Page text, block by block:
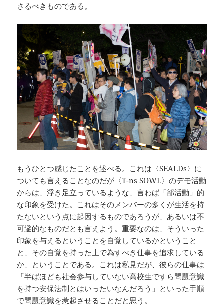
さるべきものである。
もうひとつ感じたことを述べる。これは〈SEALDs〉に
ついても言えることなのだが〈T-ns SOWL〉のデモ活動
からは、浮き足立っているような、言わば「部活動」的
な印象を受けた。これはそのメンバーの多くが生活を持
たないという点に起因するものであろうが、あるいは不
可避的なものだとも言えよう。重要なのは、そういった
印象を与えるということを自覚しているかということ
と、その自覚を持った上で為すべき仕事を追求している
か、ということである。これは私見だが、彼らの仕事は
「半ばほども社会参与していない高校生ですら問題意識
を持つ安保法制とはいったいなんだろう」といった手順
で問題意識を惹起させることだと思う。